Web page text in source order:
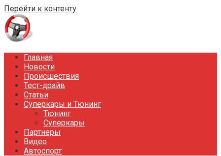
Перейти к контенту
Главная
Новости
Происшествия
Тест-драйв
Статьи
Суперкары и Тюнинг
Тюнинг
Суперкары
Партнеры
Видео
Автоспорт